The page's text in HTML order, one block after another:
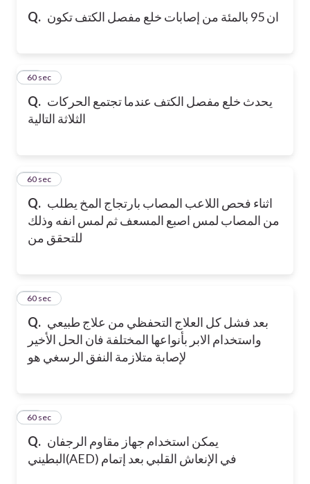
Q. ان 95 بالمئة من إصابات خلع مفصل الكتف تكون
Q. يحدث خلع مفصل الكتف عندما تجتمع الحركات
الثلاثة التالية
10
60 sec
Q. اثناء فحص اللاعب المصاب بارتجاج المخ يطلب
من المصاب لمس اصبع المسعف ثم لمس انفه وذلك
للتحقق من
11
60 sec
Q. بعد فشل كل العلاج التحفظي من علاج طبيعي
واستخدام الابر بأنواعها المختلفة فان الحل الأخير
لإصابة متلازمة النفق الرسغي هو
12
60 sec
Q. يمكن استخدام جهاز مقاوم الرجفان
البطيني(AED) في الإنعاش القلبي بعد إتمام
13
60 sec